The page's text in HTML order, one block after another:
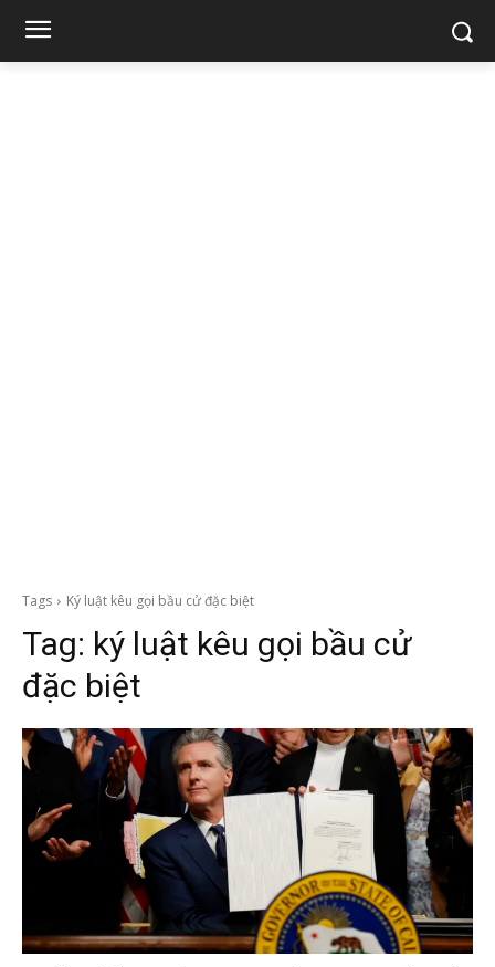
Tags Ký luật kêu gọi bầu cử đặc biệt
Tag: ký luật kêu gọi bầu cử
đặc biệt